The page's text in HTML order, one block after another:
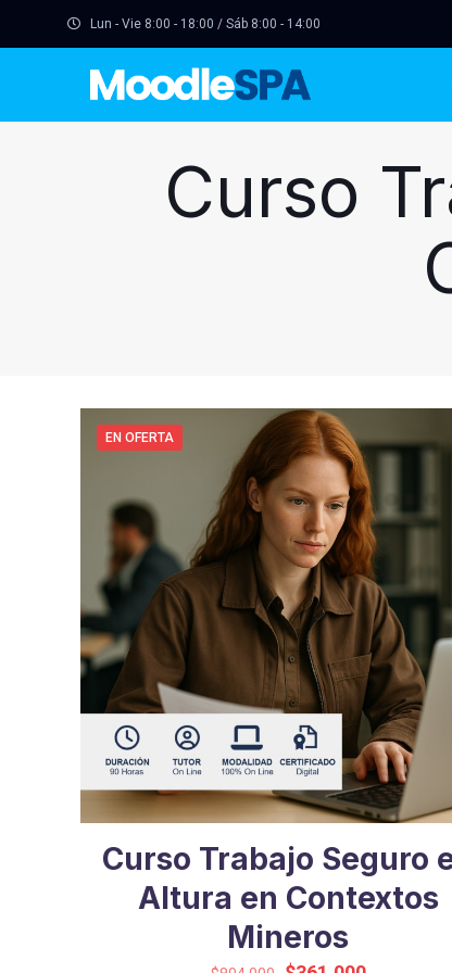
Lun - Vie 8:00 - 18:00 / Sáb 8:00 - 14:00
Curso
EN OFERTA
Curso Trabajo Seguro
Altura en Contextos
Mineros